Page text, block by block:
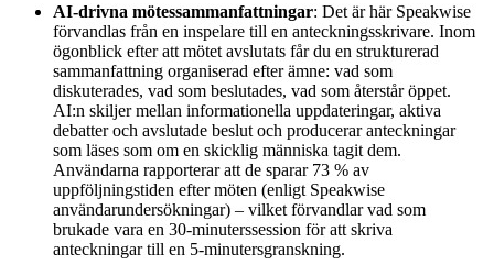
AI-drivna mötessammanfattningar: Det är här Speakwise
förvandlas från en inspelare till en anteckningsskrivare. Inom
ögonblick efter att mötet avslutats får du en strukturerad
sammanfattning organiserad efter ämne: vad som
diskuterades, vad som beslutades, vad som återstår öppet.
AI:n skiljer mellan informationella uppdateringar, aktiva
debatter och avslutade beslut och producerar anteckningar
som läses som om en skicklig människa tagit dem.
Användarna rapporterar att de sparar 73 % av
uppföljningstiden efter möten (enligt Speakwise
användarundersökningar) – vilket förvandlar vad som
brukade vara en 30-minuterssession för att skriva
anteckningar till en 5-minutersgranskning.